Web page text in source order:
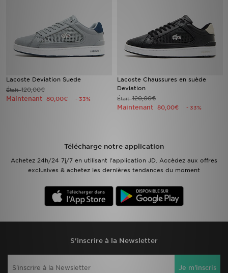
Lacoste Deviation Suede
Était120,00€
Maintenant 80,00€ - 33%
Lacoste Chaussures en suède
Deviation
Était120,00€
Maintenant 80,00€ - 33%
Télécharge notre application
Achetez 24h/24 7j/7 en utilisant l'application JD. Accèdez aux offres
exclusives & achetez les dernières tendances du moment
S'inscrire à la Newsletter
Je m'inscris
Suivre Ma Commande
Service client
Télécharge l'Appli